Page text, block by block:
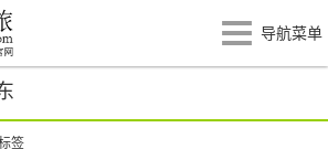
导航菜单
签